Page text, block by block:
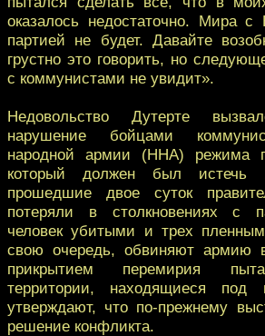
оказалось недостаточно. Мира с
партией не будет. Давайте
грустно это говорить, но
с коммунистами не увидит».
Недовольство Дутерте
нарушение бойцами
народной армии (ННА) режима
который должен был
прошедшие двое суток
потеряли в столкновениях с
человек убитыми и трех
свою очередь, обвиняют армию
прикрытием перемирия
территории, находящиеся
утверждают, что по-прежнему
решение конфликта.